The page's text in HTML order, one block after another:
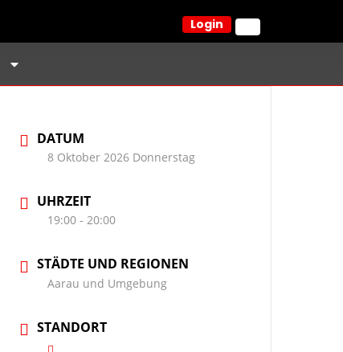
Login
DATUM
8 Oktober 2026 Donnerstag
UHRZEIT
19:00 - 20:00
STÄDTE UND REGIONEN
Aarau und Umgebung
STANDORT